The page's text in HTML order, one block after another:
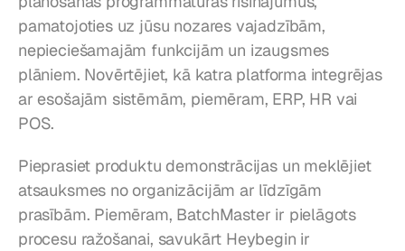
pamatojoties uz jūsu nozares vajadzībām,
nepieciešamajām funkcijām un izaugsmes
plāniem. Novērtējiet, kā katra platforma integrējas
ar esošajām sistēmām, piemēram, ERP, HR vai
POS.
Pieprasiet produktu demonstrācijas un meklējiet
atsauksmes no organizācijām ar līdzīgām
prasībām. Piemēram, BatchMaster ir pielāgots
procesu ražošanai, savukārt Heybegin ir